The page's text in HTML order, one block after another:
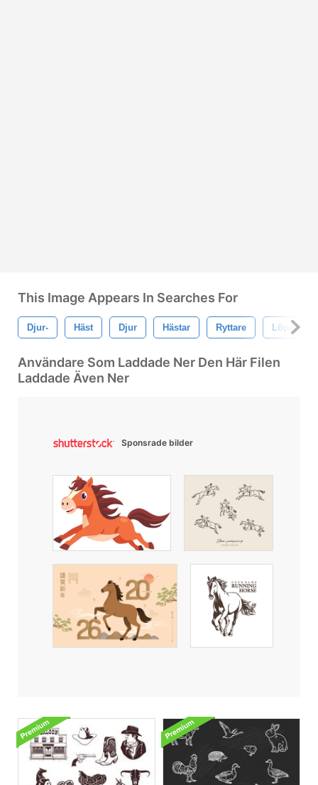
This Image Appears In Searches For
Djur- Häst Djur Hästar Ryttare Löpande
Användare Som Laddade Ner Den Här Filen
Laddade Även Ner
Sponsrade bilder